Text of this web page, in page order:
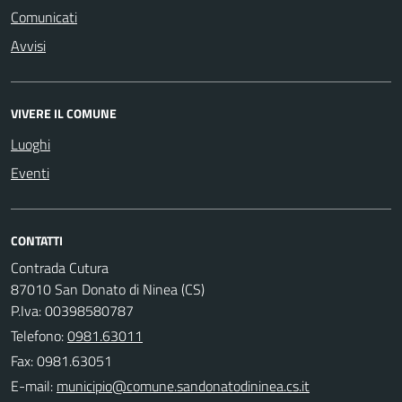
Comunicati
Avvisi
VIVERE IL COMUNE
Luoghi
Eventi
CONTATTI
Contrada Cutura
87010 San Donato di Ninea (CS)
P.Iva: 00398580787
Telefono:0981.63011
Fax: 0981.63051
E-mail: